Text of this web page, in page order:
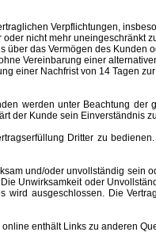
Verpflichtungen,
nicht mehr uneingeschränkt
über das Vermögen des
Vereinbarung einer
einer Nachfrist von 14 Tagen
unter Beachtung der
der Kunde sein Einverständnis
Dritter zu bedienen.
und/oder unvollständig sein
Unwirksamkeit oder
wird ausgeschlossen. Die
enthält Links zu anderen